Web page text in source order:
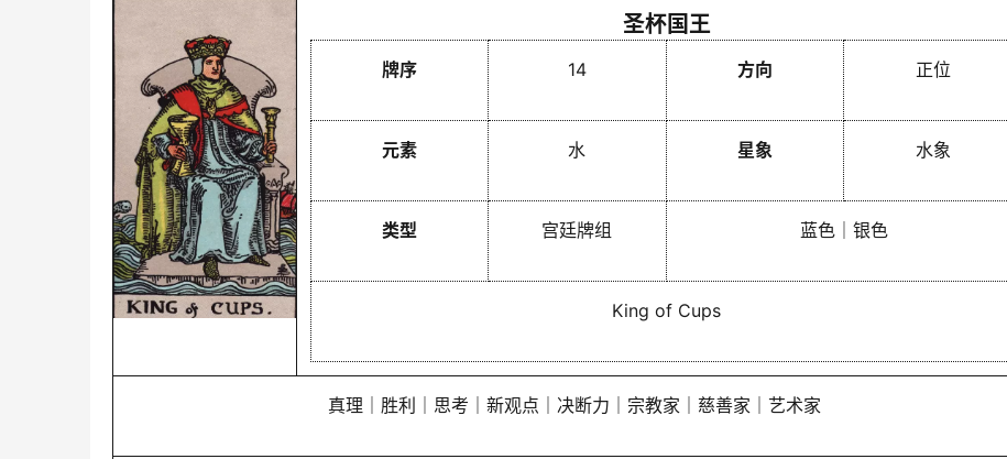
圣杯国王
牌序 14 方向 正位
元素 水 星象 水象
类型 宫廷牌组 蓝色｜银色
King of Cups
真理｜胜利｜思考｜新观点｜决断力｜宗教家｜慈善家｜艺术家